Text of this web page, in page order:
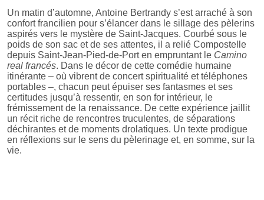
Un matin d’automne, Antoine Bertrandy s’est arraché à son
confort francilien pour s’élancer dans le sillage des pèlerins
aspirés vers le mystère de Saint-Jacques. Courbé sous le
poids de son sac et de ses attentes, il a relié Compostelle
depuis Saint-Jean-Pied-de-Port en empruntant le Camino
real francés. Dans le décor de cette comédie humaine
itinérante – où vibrent de concert spiritualité et téléphones
portables –, chacun peut épuiser ses fantasmes et ses
certitudes jusqu’à ressentir, en son for intérieur, le
frémissement de la renaissance. De cette expérience jaillit
un récit riche de rencontres truculentes, de séparations
déchirantes et de moments drolatiques. Un texte prodigue
en réflexions sur le sens du pèlerinage et, en somme, sur la
vie.